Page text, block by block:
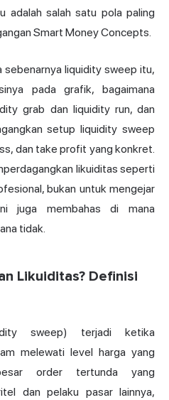
adalah salah satu pola paling
Smart Money Concepts.
sebenarnya liquidity sweep itu,
pada grafik, bagaimana
grab dan liquidity run, dan
setup liquidity sweep
dan take profit yang konkret.
likuiditas seperti
bukan untuk mengejar
juga membahas di mana
tidak.
Likuiditas? Definisi
sweep) terjadi ketika
melewati level harga yang
order tertunda yang
dan pelaku pasar lainnya,